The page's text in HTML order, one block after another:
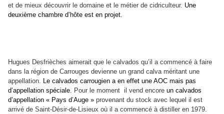
et de mieux découvrir le domaine et le métier de cidriculteur. Une
deuxième chambre d’hôte est en projet.
Hugues Desfrièches aimerait que le calvados qu’il a commencé à faire
dans la région de Carrouges devienne un grand calva méritant une
appellation. Le calvados carrougien a en effet une AOC mais pas
d’appellation spéciale. Pour le moment il vend encore un calvados
d’appellation « Pays d’Auge » provenant du stock avec lequel il est
arrivé de Saint-Désir-de-Lisieux où il a commencé à distiller en 1979.